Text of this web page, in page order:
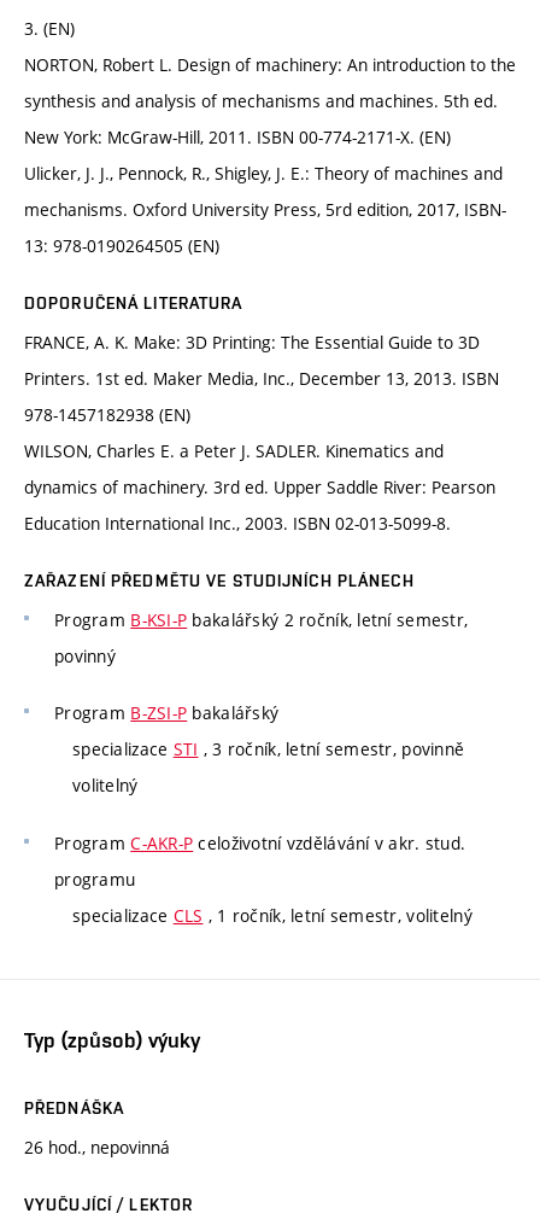
3. (EN)
NORTON, Robert L. Design of machinery: An introduction to the
synthesis and analysis of mechanisms and machines. 5th ed.
New York: McGraw-Hill, 2011. ISBN 00-774-2171-X. (EN)
Ulicker, J. J., Pennock, R., Shigley, J. E.: Theory of machines and
mechanisms. Oxford University Press, 5rd edition, 2017, ISBN-
13: 978-0190264505 (EN)
DOPORUČENÁ LITERATURA
FRANCE, A. K. Make: 3D Printing: The Essential Guide to 3D
Printers. 1st ed. Maker Media, Inc., December 13, 2013. ISBN
978-1457182938 (EN)
WILSON, Charles E. a Peter J. SADLER. Kinematics and
dynamics of machinery. 3rd ed. Upper Saddle River: Pearson
Education International Inc., 2003. ISBN 02-013-5099-8.
ZAŘAZENÍ PŘEDMĚTU VE STUDIJNÍCH PLÁNECH
Program B-KSI-P bakalářský 2 ročník, letní semestr,
povinný
Program B-ZSI-P bakalářský
specializace STI , 3 ročník, letní semestr, povinně
volitelný
ProgramC-AKR-P celoživotní vzdělávání v akr. stud.
programu
specializace CLS , 1 ročník, letní semestr, volitelný
Typ (způsob) výuky
PŘEDNÁŠKA
26 hod., nepovinná
VYUČUJÍCÍ / LEKTOR